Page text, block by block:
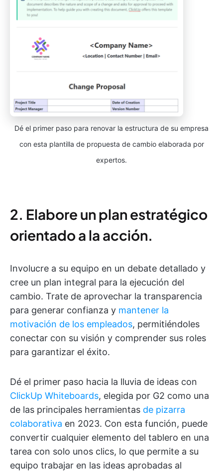
Dé el primer paso para renovar la estructura de su empresa
con esta plantilla de propuesta de cambio elaborada por
expertos.
2. Elabore un plan estratégico
orientado a la acción.
Involucre a su equipo en un debate detallado y
cree un plan integral para la ejecución del
cambio. Trate de aprovechar la transparencia
para generar confianza y mantener la
motivación de los empleados, permitiéndoles
conectar con su visión y comprender sus roles
para garantizar el éxito.
Dé el primer paso hacia la lluvia de ideas con
ClickUp Whiteboards, elegida por G2 como una
de las principales herramientas de pizarra
colaborativa en 2023. Con esta función, puede
convertir cualquier elemento del tablero en una
tarea con solo unos clics, lo que permite a su
equipo trabajar en las ideas aprobadas al